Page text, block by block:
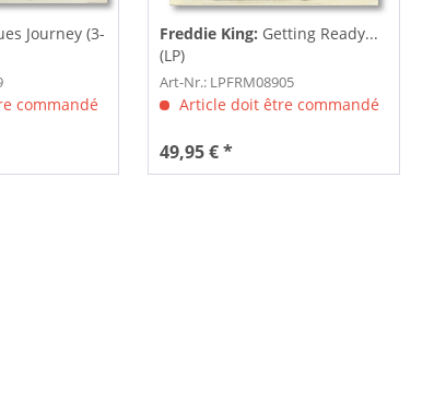
Journey (3-
commandé
Freddie King: Getting Ready...
(LP)
Art-Nr.: LPFRM08905
Article doit être commandé
49,95 € *